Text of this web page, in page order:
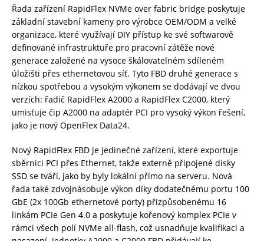
Řada zařízení RapidFlex NVMe over fabric bridge poskytuje
základní stavební kameny pro výrobce OEM/ODM a velké
organizace, které využívají DIY přístup ke své softwarově
definované infrastruktuře pro pracovní zátěže nové
generace založené na vysoce škálovatelném sdíleném
úložišti přes ethernetovou síť. Tyto FBD druhé generace s
nízkou spotřebou a vysokým výkonem se dodávají ve dvou
verzích: řadič RapidFlex A2000 a RapidFlex C2000, který
umisťuje čip A2000 na adaptér PCI pro vysoký výkon řešení,
jako je nový OpenFlex Data24.
Nový RapidFlex FBD je jedinečné zařízení, které exportuje
sběrnici PCI přes Ethernet, takže externě připojené disky
SSD se tváří, jako by byly lokální přímo na serveru. Nová
řada také zdvojnásobuje výkon díky dodatečnému portu 100
GbE (2x 100Gb ethernetové porty) přizpůsobenému 16
linkám PCIe Gen 4.0 a poskytuje kořenový komplex PCIe v
rámci všech polí NVMe all-flash, což usnadňuje kvalifikaci a